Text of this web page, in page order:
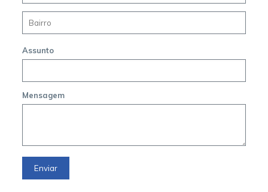
Assunto
Mensagem